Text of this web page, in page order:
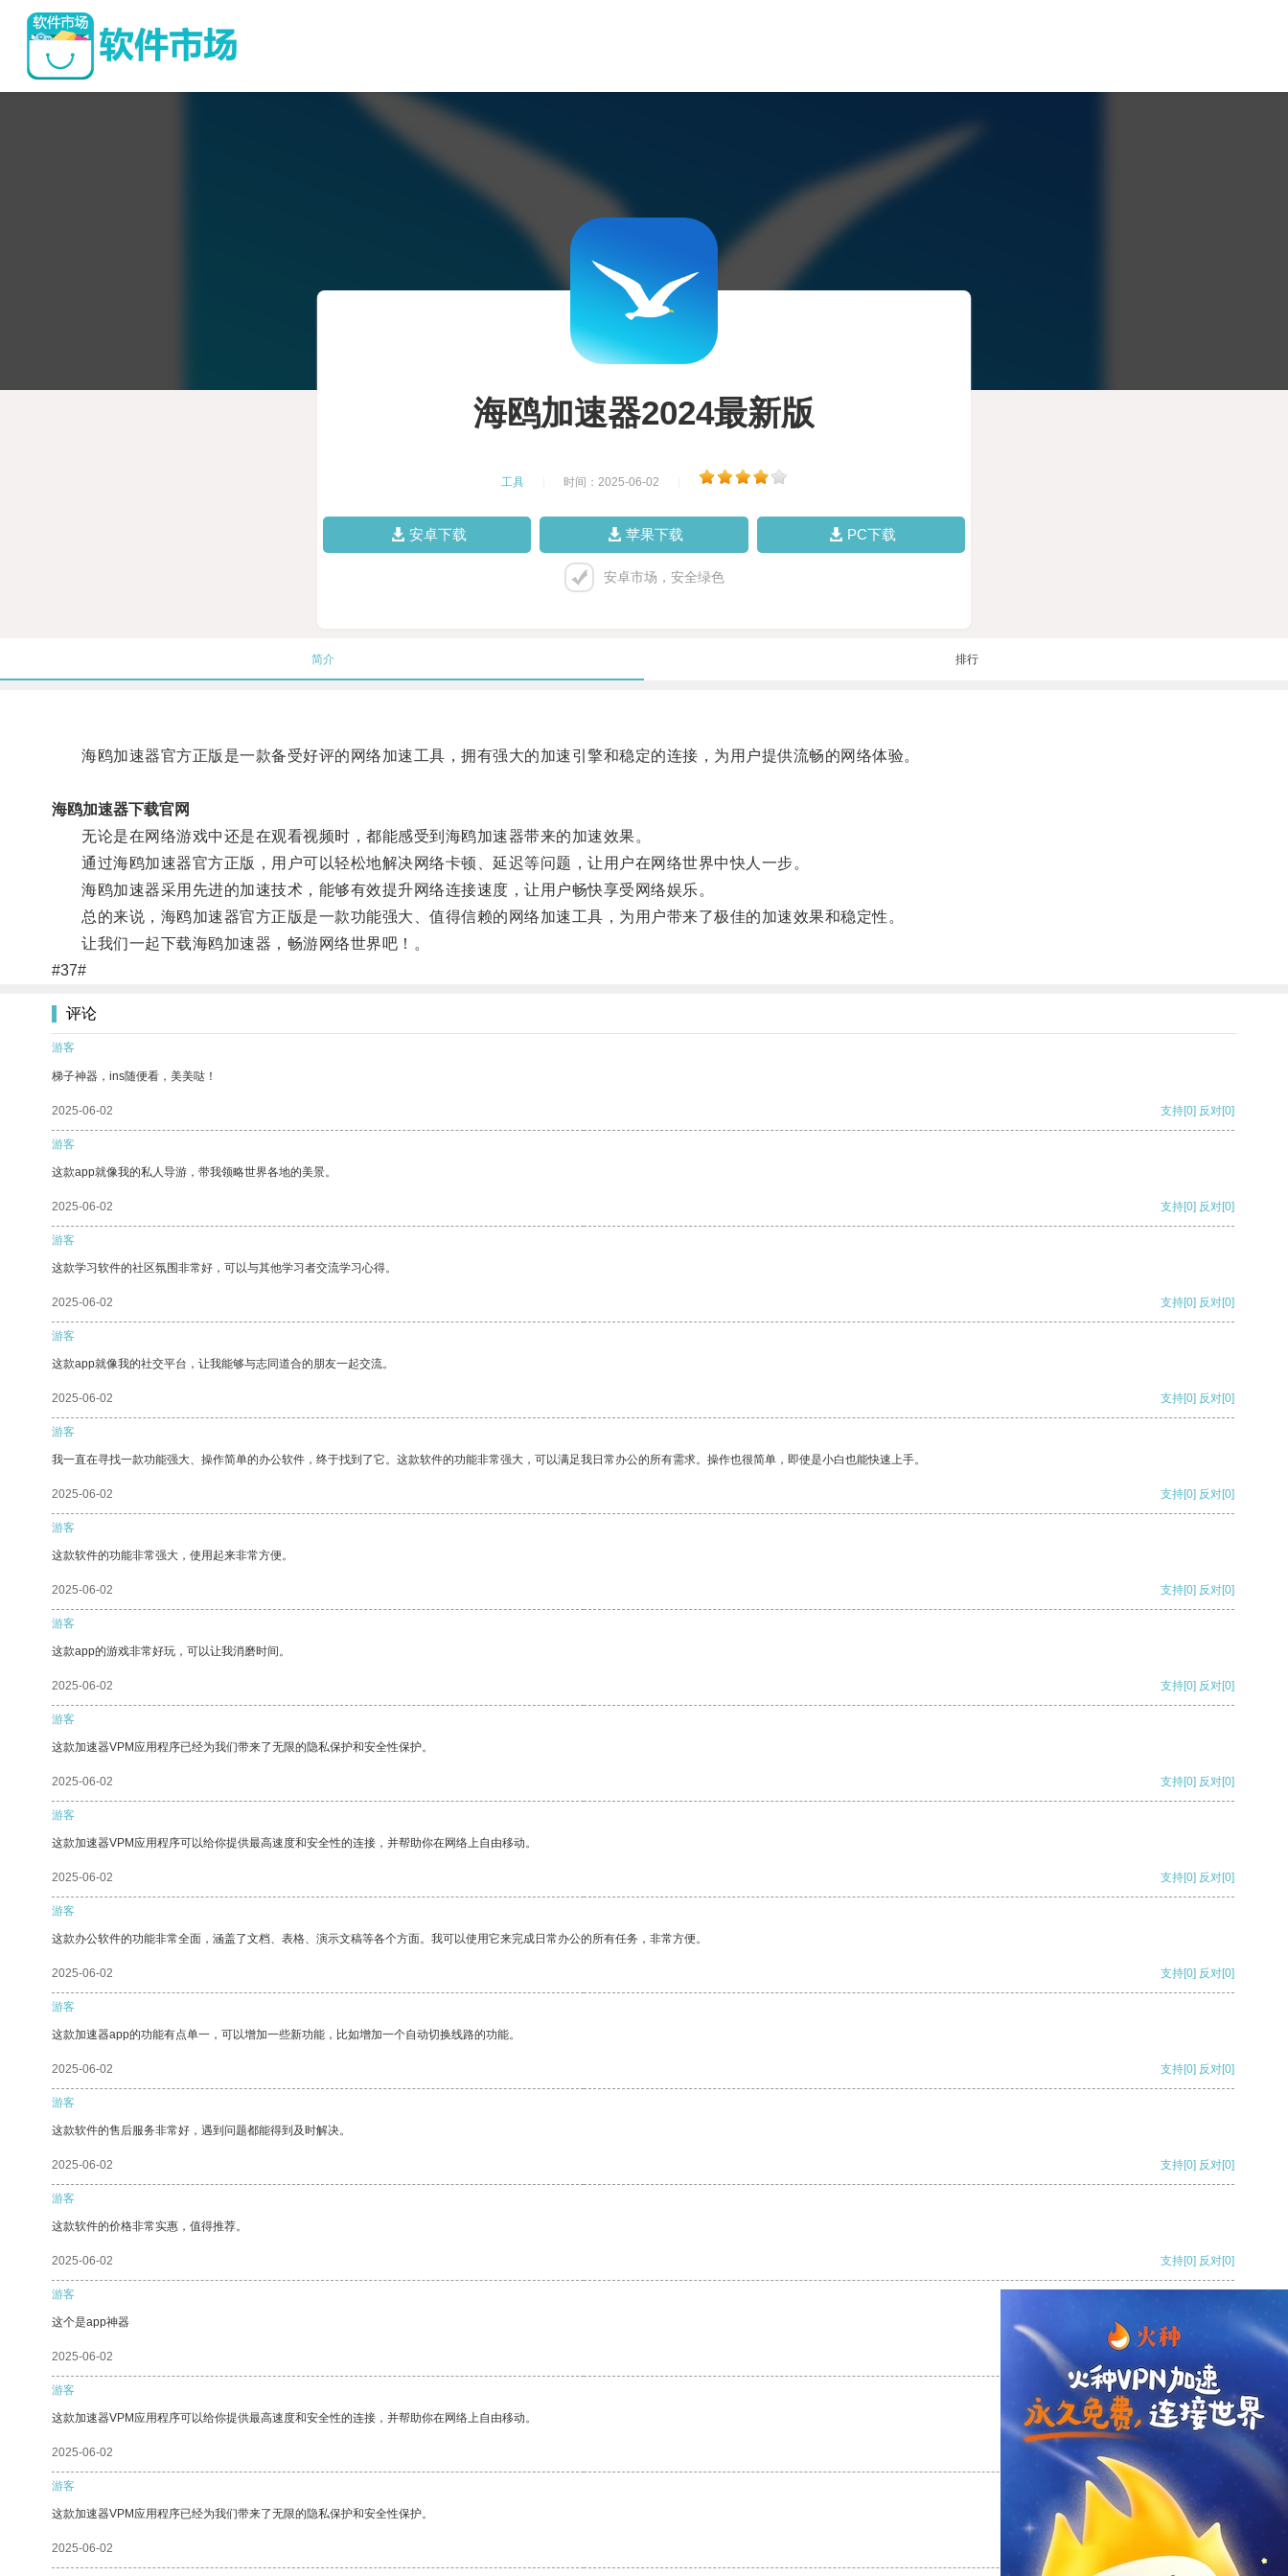
海鸥加速器2024最新版
工具 时间：2025-06-02
安卓下载 苹果下载 PC下载
安卓市场，安全绿色
简介 排行
海鸥加速器官方正版是一款备受好评的网络加速工具，拥有强大的加速引擎和稳定的连接，为用户提供流畅的网络体验。
海鸥加速器下载官网
无论是在网络游戏中还是在观看视频时，都能感受到海鸥加速器带来的加速效果。
通过海鸥加速器官方正版，用户可以轻松地解决网络卡顿、延迟等问题，让用户在网络世界中快人一步。
海鸥加速器采用先进的加速技术，能够有效提升网络连接速度，让用户畅快享受网络娱乐。
总的来说，海鸥加速器官方正版是一款功能强大、值得信赖的网络加速工具，为用户带来了极佳的加速效果和稳定性。
让我们一起下载海鸥加速器，畅游网络世界吧！。
#37#
评论
游客
梯子神器，ins随便看，美美哒！
2025-06-02 支持[0] 反对[0]
游客
这款app就像我的私人导游，带我领略世界各地的美景。
2025-06-02 支持[0] 反对[0]
游客
这款学习软件的社区氛围非常好，可以与其他学习者交流学习心得。
2025-06-02 支持[0] 反对[0]
游客
这款app就像我的社交平台，让我能够与志同道合的朋友一起交流。
2025-06-02 支持[0] 反对[0]
游客
我一直在寻找一款功能强大、操作简单的办公软件，终于找到了它。这款软件的功能非常强大，可以满足我日常办公的所有需求。操作也很简单，即使是小白也能快速上手。
2025-06-02 支持[0] 反对[0]
游客
这款软件的功能非常强大，使用起来非常方便。
2025-06-02 支持[0] 反对[0]
游客
这款app的游戏非常好玩，可以让我消磨时间。
2025-06-02 支持[0] 反对[0]
游客
这款加速器VPM应用程序已经为我们带来了无限的隐私保护和安全性保护。
2025-06-02 支持[0] 反对[0]
游客
这款加速器VPM应用程序可以给你提供最高速度和安全性的连接，并帮助你在网络上自由移动。
2025-06-02 支持[0] 反对[0]
游客
这款办公软件的功能非常全面，涵盖了文档、表格、演示文稿等各个方面。我可以使用它来完成日常办公的所有任务，非常方便。
2025-06-02 支持[0] 反对[0]
游客
这款加速器app的功能有点单一，可以增加一些新功能，比如增加一个自动切换线路的功能。
2025-06-02 支持[0] 反对[0]
游客
这款软件的售后服务非常好，遇到问题都能得到及时解决。
2025-06-02 支持[0] 反对[0]
游客
这款软件的价格非常实惠，值得推荐。
2025-06-02 支持[0] 反对[0]
游客
这个是app神器
2025-06-02
游客
这款加速器VPM应用程序可以给你提供最高速度和安全性的连接，并帮助你在网络上自由移动。
2025-06-02 反对
游客
这款加速器VPM应用程序已经为我们带来了无限的隐私保护和安全性保护。
2025-06-02 反对[0]